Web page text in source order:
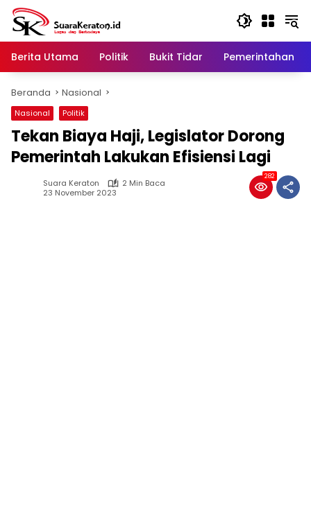
Langsung
konten
Berita Utama
Politik Bukit Tidar Pemerintahan
Beranda Nasional
Nasional Politik
Tekan Biaya Haji, Legislator Dorong
Pemerintah Lakukan Efisiensi Lagi
Suara Keraton
2 Min Baca
23 November 2023
282